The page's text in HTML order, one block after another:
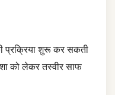
प्रक्रिया शुरू कर सकती
को लेकर तस्वीर साफ